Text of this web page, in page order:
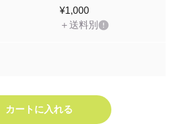
¥1,000
＋送料別